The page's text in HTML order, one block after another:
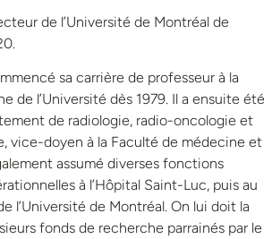
de l’Université de Montréal de
sa carrière de professeur à la
de l’Université dès 1979. Il a ensuite été
de radiologie, radio-oncologie et
vice-doyen à la Faculté de médecine et
assumé diverses fonctions
à l’Hôpital Saint-Luc, puis au
l’Université de Montréal. On lui doit la
fonds de recherche parrainés par le